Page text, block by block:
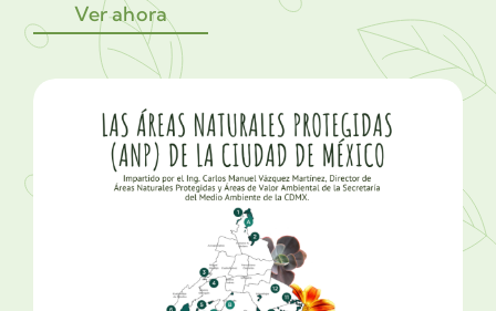
Ver ahora